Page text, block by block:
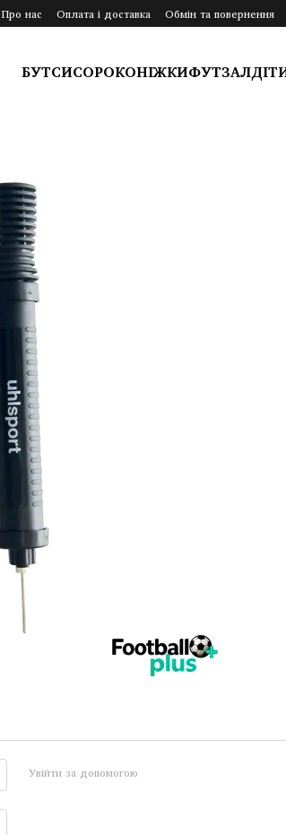
Про нас Оплата і доставка Обмін та повернення
БУТСИСОРОКОНІЖКИФУТЗАЛ
Увійти за допомогою